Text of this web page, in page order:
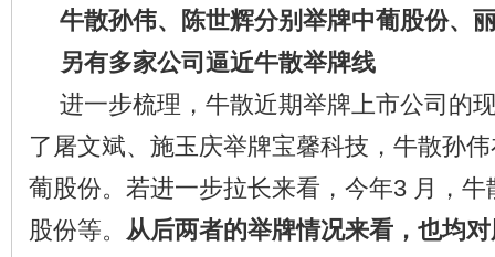
牛散孙伟、陈世辉分别举牌中葡股份、
另有多家公司逼近牛散举牌线
进一步梳理，牛散近期举牌上市公司的
了屠文斌、施玉庆举牌宝馨科技，牛散孙
葡股份。若进一步拉长来看，今年3 月，
股份等。 从后两者的举牌情况来看，也均